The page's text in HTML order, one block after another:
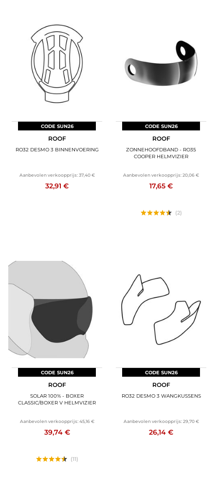
CODE SUN26
ROOF
RO32 DESMO 3 BINNENVOERING
Aanbevolen verkoopprijs: 37,40 €
32,91 €
CODE SUN26
ROOF
ZONNEHOOFDBAND - RO35
COOPER HELMVIZIER
Aanbevolen verkoopprijs:20,06 €
17,65 €
(2)
CODE SUN26
ROOF
SOLAR 100% - BOXER
CLASSIC/BOXER V HELMVIZIER
Aanbevolen verkoopprijs: 45,16 €
39,74 €
(11)
CODE SUN26
ROOF
RO32 DESMO 3 WANGKUSSENS
Aanbevolen verkoopprijs: 29,70 €
26,14 €